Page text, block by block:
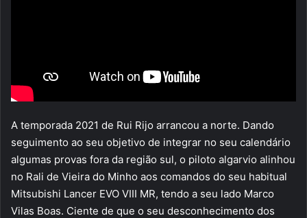
A temporada 2021 de Rui Rijo arrancou a norte. Dando
seguimento ao seu objetivo de integrar no seu calendário
algumas provas fora da região sul, o piloto algarvio alinhou
no Rali de Vieira do Minho aos comandos do seu habitual
Mitsubishi Lancer EVO VIII MR, tendo a seu lado Marco
Vilas Boas. Ciente de que o seu desconhecimento dos